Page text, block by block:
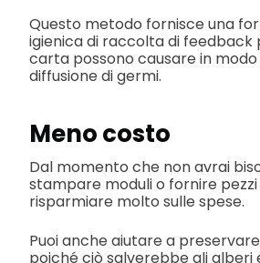
Questo metodo fornisce una
igienica di raccolta di feedback
carta possono causare in
diffusione di germi.
Meno costo
Dal momento che non avrai
stampare moduli o fornire
risparmiare molto sulle spese.
Puoi anche aiutare a
poiché ciò salverebbe gli alberi